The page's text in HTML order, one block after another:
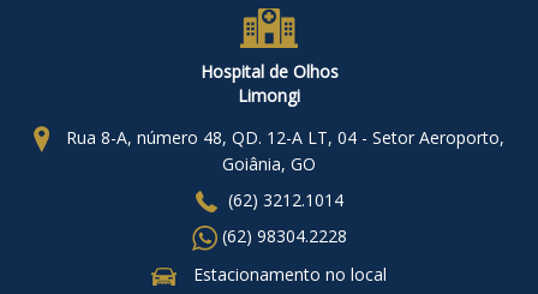
Hospital de Olhos
Limongi
Rua 8-A, número 48, QD. 12-A LT, 04 - Setor Aeroporto,
Goiânia, GO
(62) 3212.1014
(62) 98304.2228
Estacionamento no local